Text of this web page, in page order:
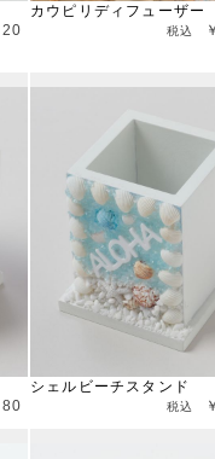
カウピリディフューザー
シェルビーチスタンド